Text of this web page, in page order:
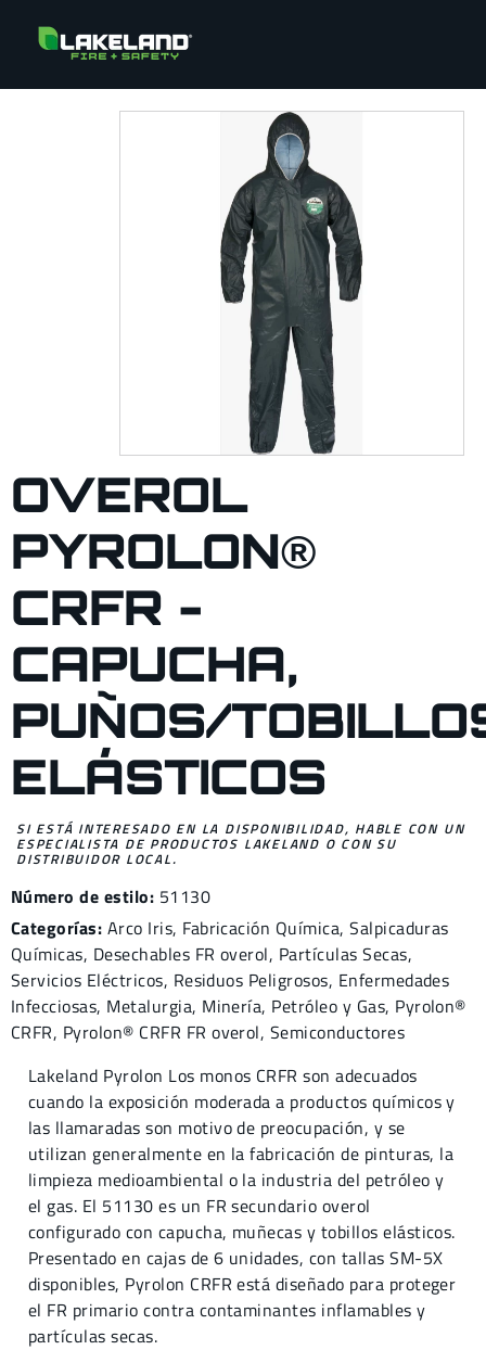
OVEROL
PYROLON®
CRFR -
CAPUCHA,
PUÑOS/
ELÁSTICOS
SI ESTÁ INTERESADO EN LA DISPONIBILIDAD, HABLE CON UN
ESPECIALISTA DE PRODUCTOS LAKELAND O CON SU
DISTRIBUIDOR LOCAL.
Número de estilo: 51130
Categorías: Arco Iris, Fabricación Química,Salpicaduras
Químicas, Desechables FRoverol, Partículas Secas,
Servicios Eléctricos, Residuos Peligrosos, Enfermedades
Infecciosas, Metalurgia, Minería, Petróleo y Gas, Pyrolon®
CRFR, Pyrolon® CRFR FR overol, Semiconductores
Lakeland Pyrolon Los monos CRFR son adecuados
cuando la exposición moderada a productos químicos y
las llamaradas son motivo de preocupación, y se
utilizan generalmente en la fabricación de pinturas, la
limpieza medioambiental o la industria del petróleo y
el gas. El 51130 es un FR secundario overol
configurado con capucha, muñecas y tobillos elásticos.
Presentado en cajas de 6 unidades, con tallas SM-5X
disponibles, Pyrolon CRFR está diseñado para proteger
el FR primario contra contaminantes inflamables y
partículas secas.